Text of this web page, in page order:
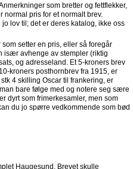
som bretter og fettflekker,
normal pris for et normalt brev.
lov til; det er deres katalog, ikke oss
setter en pris, eller så foregår
især avhenge av stempler (riktig
og adresseland. Et 5-kroners brev
kroners posthornbrev fra 1915, er
4 skilling Oscar til frankering, er
bare følge med og notere seg sære
dyrt som frimerkesamler, men som
du jo spørre vedkommende som bød
Haugesund. Brevet skulle